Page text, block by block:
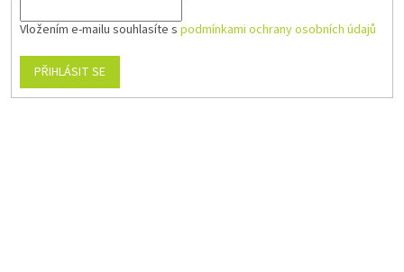
Vložením e-mailu souhlasíte s podmínkami ochrany osobních údajů
PŘIHLÁSIT SE